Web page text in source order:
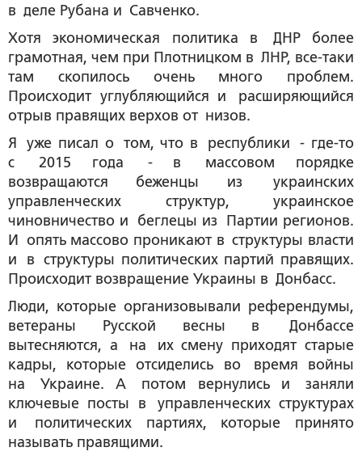
в деле Рубана и Савченко.
Хотя экономическая политика в ДНР более
грамотная, чем при Плотницком в ЛНР, все-таки
там скопилось очень много проблем.
Происходит углубляющийся и расширяющийся
отрыв правящих верхов от низов.
Я уже писал о том, что в республики - где-то
с 2015 года - в массовом порядке
возвращаются беженцы из украинских
управленческих структур, украинское
чиновничество и беглецы из Партии регионов.
И опять массово проникают в структуры власти
и в структуры политических партий правящих.
Происходит возвращение Украины в Донбасс.
Люди, которые организовывали референдумы,
ветераны Русской весны в Донбассе
вытесняются, а на их смену приходят старые
кадры, которые отсиделись во время войны
на Украине. А потом вернулись и заняли
ключевые посты в управленческих структурах
и политических партиях, которые принято
называть правящими.